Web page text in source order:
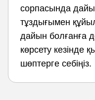
сорпасында
тұздығымен
дайын болғанға
көрсету кезінде
шөптерге себіңіз.